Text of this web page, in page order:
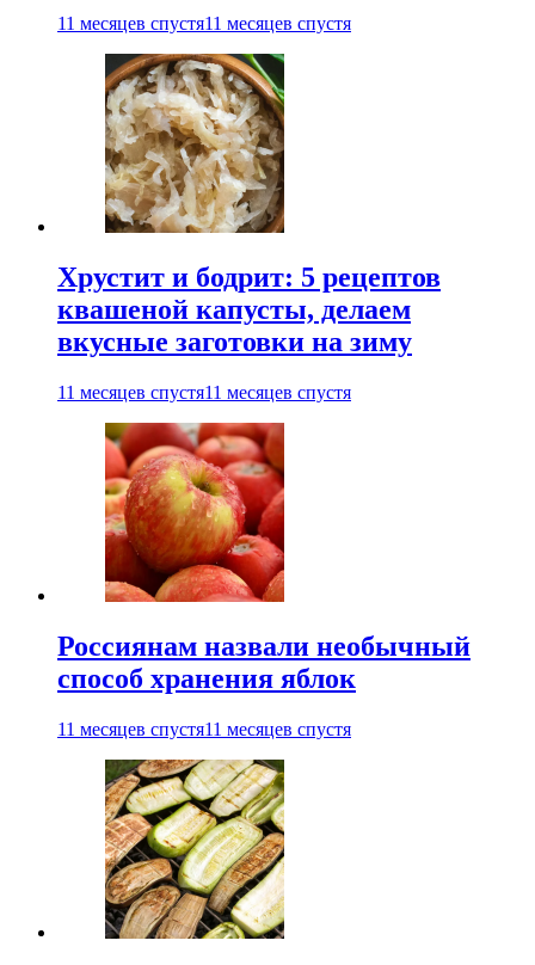
11 месяцев спустя11 месяцев спустя
Хрустит и бодрит: 5 рецептов
квашеной капусты, делаем
вкусные заготовки на зиму
11 месяцев спустя11 месяцев спустя
Россиянам назвали необычный
способ хранения яблок
11 месяцев спустя11 месяцев спустя